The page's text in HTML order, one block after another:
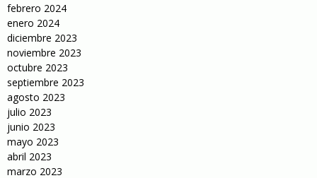
febrero 2024
enero 2024
diciembre 2023
noviembre 2023
octubre 2023
septiembre 2023
agosto 2023
julio 2023
junio 2023
mayo 2023
abril 2023
marzo 2023